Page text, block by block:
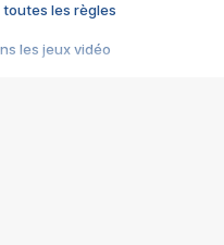
toutes les règles
les jeux vidéo